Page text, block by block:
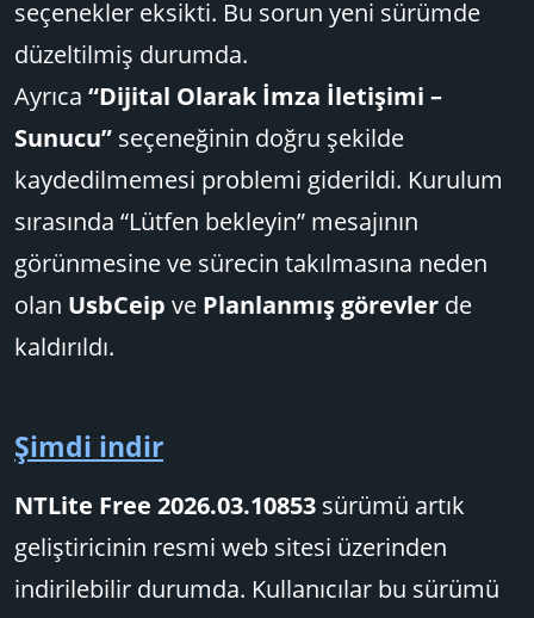
seçenekler eksikti. Bu sorun yeni sürümde
düzeltilmiş durumda.
Ayrıca “Dijital Olarak İmza İletişimi –
Sunucu” seçeneğinin doğru şekilde
kaydedilmemesi problemi giderildi. Kurulum
sırasında “Lütfen bekleyin” mesajının
görünmesine ve sürecin takılmasına neden
olan UsbCeip ve Planlanmış görevler de
kaldırıldı.
Şimdi indir
NTLite Free 2026.03.10853 sürümü artık
geliştiricinin resmi web sitesi üzerinden
indirilebilir durumda. Kullanıcılar bu sürümü